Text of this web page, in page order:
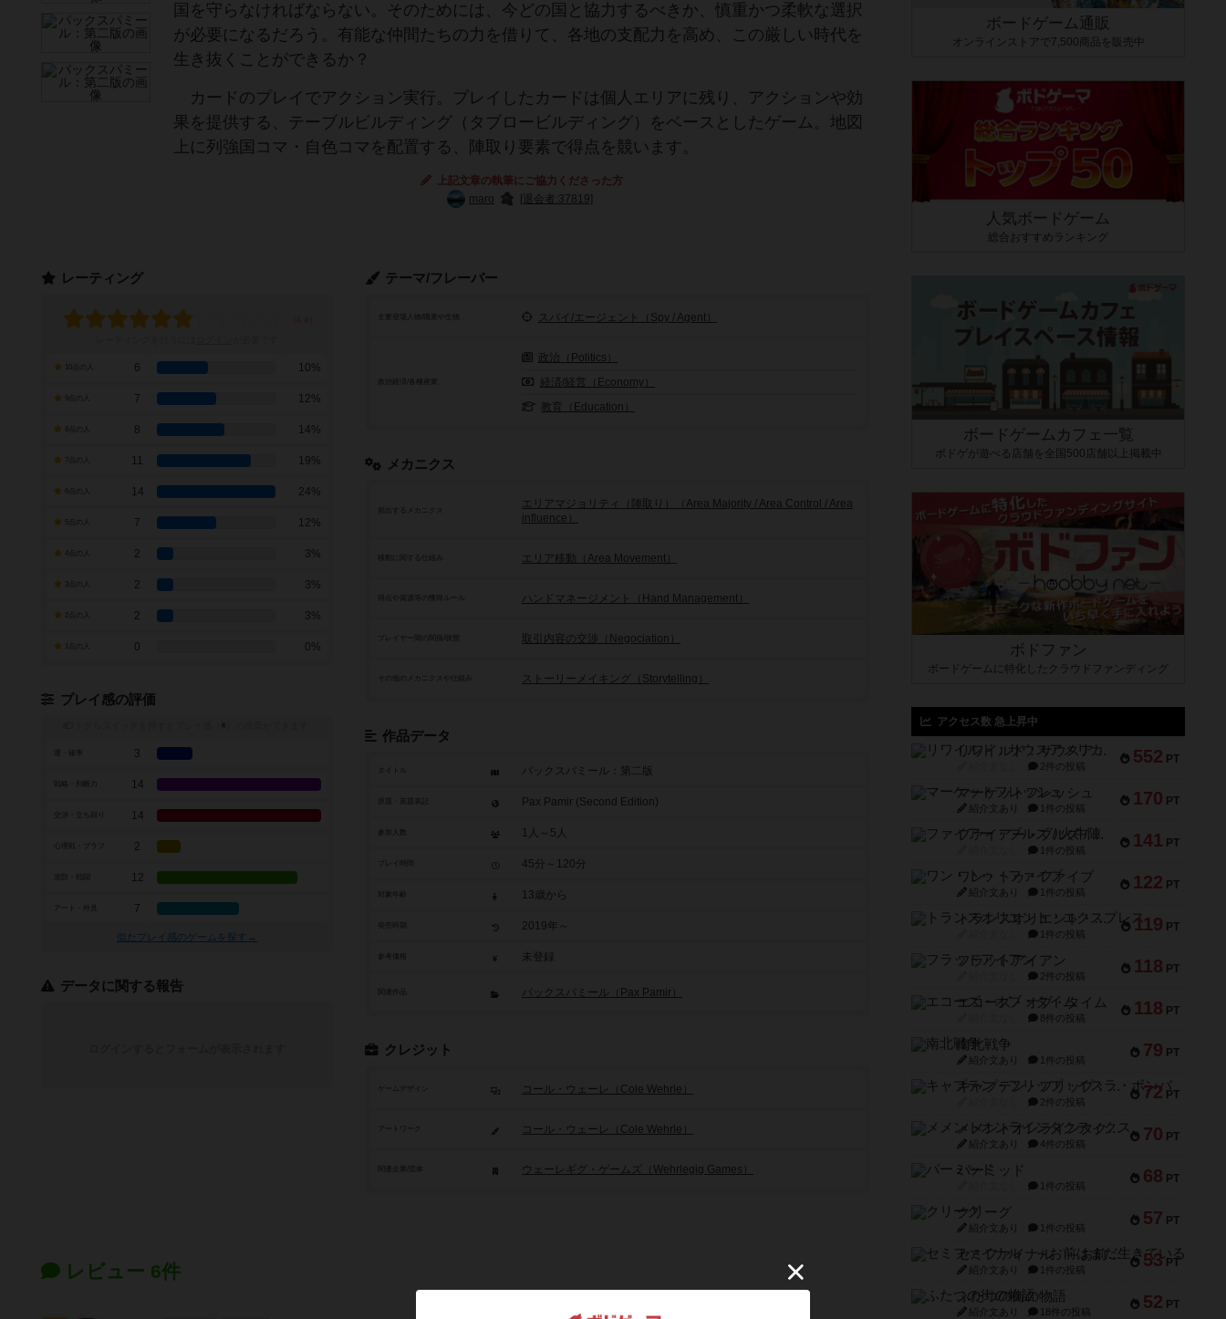
国を守らなければならない。そのためには、今どの国と協力するべきか、慎重かつ柔軟な選択
が必要になるだろう。有能な仲間たちの力を借りて、各地の支配力を高め、この厳しい時代を
生き抜くことができるか？
カードのプレイでアクション実行。プレイしたカードは個人エリアに残り、アクションや効
果を提供する、テーブルビルディング（タブロービルディング）をベースとしたゲーム。地図
上に列強国コマ・自色コマを配置する、陣取り要素で得点を競います。
上記文章の執筆にご協力くださった方
maro
[退会者:37819]
テーマ/フレーバー
スパイ/エージェント（Spy / Agent）
政治経済/各種産業
政治（Politics）
経済/経営（Economy）
教育（Education）
メカニクス
頻出するメカニクス
エリアマジョリティ（陣取り）（Area Majority / Area Control / Area
influence）
移動に関する仕組み エリア移動（Area Movement）
ハンドマネージメント（Hand Management）
プレイヤー間の関係/状態 取引内容の交渉（Negociation）
その他のメカニクスや仕組み ストーリーメイキング（Storytelling）
作品データ
タイトル パックスパミール：第二版
Pax Pamir (Second Edition)
参加人数 1人～5人
45分～120分
13歳から
2019年～
参考価格 未登録
関連作品 パックスパミール（Pax Pamir）
クレジット
ゲームデザイン コール・ウェーレ（Cole Wehrle）
アートワーク コール・ウェーレ（Cole Wehrle）
ウェーレギグ・ゲームズ（Wehrlegig Games）
レーティング
6 10%
7 12%
8 14%
7点の人 11 19%
14 24%
7 12%
2 3%
2 3%
2 3%
0 0%
プレイ感の評価
※
3
戦略・判断力 14
14
2
12
アート・外見 7
似たプレイ感のゲームを探す→
データに関する報告
レビュー 6件
ボードゲーム通販
オンラインストアで7,500商品を販売中
人気ボードゲーム
総合おすすめランキング
ボードゲームカフェ一覧
ボドゲが遊べる店舗を全国500店舗以上掲載中
ボドファン
ボードゲームに特化したクラウドファンディング
アクセス数 急上昇中
552 PT
リワイルド：サウスアメリカ
2件の投稿
170 PT
マーケットフレッシュ
紹介文あり 1件の投稿
141 PT
ファイアー・ブルズ / 火牛陣
1件の投稿
122 PT
ワン・トゥ・ファイブ
紹介文あり 1件の投稿
119 PT
トランスオリエント・エクスプレス
1件の投稿
118 PT
フラットアイアン
2件の投稿
118 PT
エコーズ・オブ・タイム
8件の投稿
79 PT
南北戦争
紹介文あり 1件の投稿
72 PT
キャプテン・フリップ：イスラ・ボンバ
2件の投稿
70 PT
メメントオンラインタクティクス
紹介文あり 4件の投稿
68 PT
パーミッド
1件の投稿
57 PT
クリーグ
紹介文あり 1件の投稿
53 PT
セミファイナル ～お前はまだ生きている～
紹介文あり 1件の投稿
52 PT
ふたつの街の物語
紹介文あり 18件の投稿